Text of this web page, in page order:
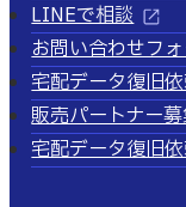
LINEで相談
お問い合わせフ
宅配データ復旧
販売パートナー
宅配データ復旧